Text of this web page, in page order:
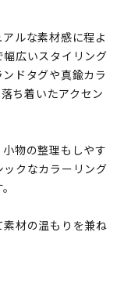
ルな素材感に程よ
広いスタイリング
ドタグや真鍮カラ
ち着いたアクセン
物の整理もしやす
クなカラーリング
材の温もりを兼ね